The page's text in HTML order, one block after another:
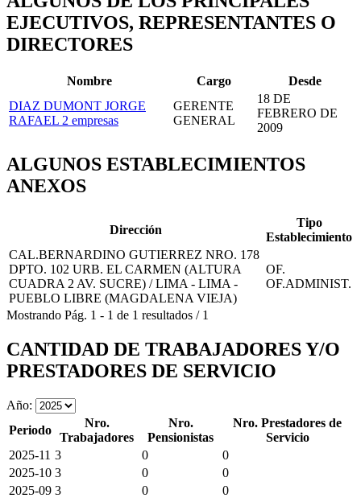
EJECUTIVOS, REPRESENTANTES O
DIRECTORES
Nombre Cargo
Desde
DIAZ DUMONT JORGE
RAFAEL 2 empresas
GERENTE
GENERAL
18 DE
FEBRERO DE
2009
ALGUNOS ESTABLECIMIENTOS
ANEXOS
Dirección
Tipo
Establecimiento
CAL.BERNARDINO GUTIERREZ NRO. 178
DPTO. 102 URB. EL CARMEN (ALTURA
CUADRA 2 AV. SUCRE) / LIMA - LIMA -
PUEBLO LIBRE (MAGDALENA VIEJA)
OF.
OF.ADMINIST.
Mostrando Pág. 1 - 1 de 1 resultados / 1
CANTIDAD DE TRABAJADORES Y/O
PRESTADORES DE SERVICIO
Año:
Periodo
Nro.
Trabajadores
Nro.
Pensionistas
Nro. Prestadores de
Servicio
2025-11 3 0
0
2025-10 3 0
0
2025-09 3 0
0